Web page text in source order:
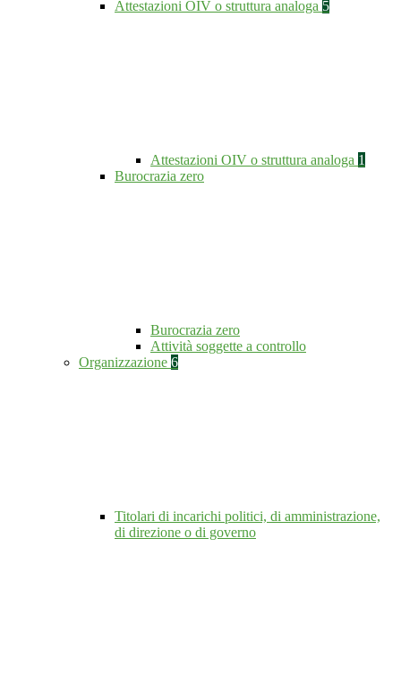
Attestazioni OIV o struttura analoga 5
Attestazioni OIV o struttura analoga 1
Burocrazia zero
Burocrazia zero
Attività soggette a controllo
Organizzazione 6
Titolari di incarichi politici, di amministrazione,
di direzione o di governo